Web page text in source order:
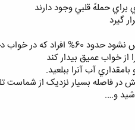
براي حملهً قلبي وجود دارند
گيرد
هرگز بيدار نشده اند
خواب عميق بيدار کند
آب آنرا ببلعيد.
فاصله بسيار نزديک از شماست
و….